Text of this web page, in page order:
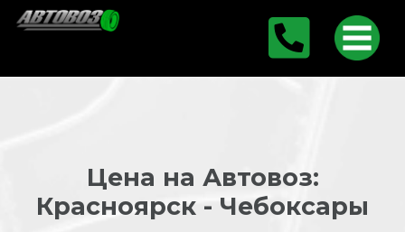
Цена на Автовоз:
Красноярск - Чебоксары